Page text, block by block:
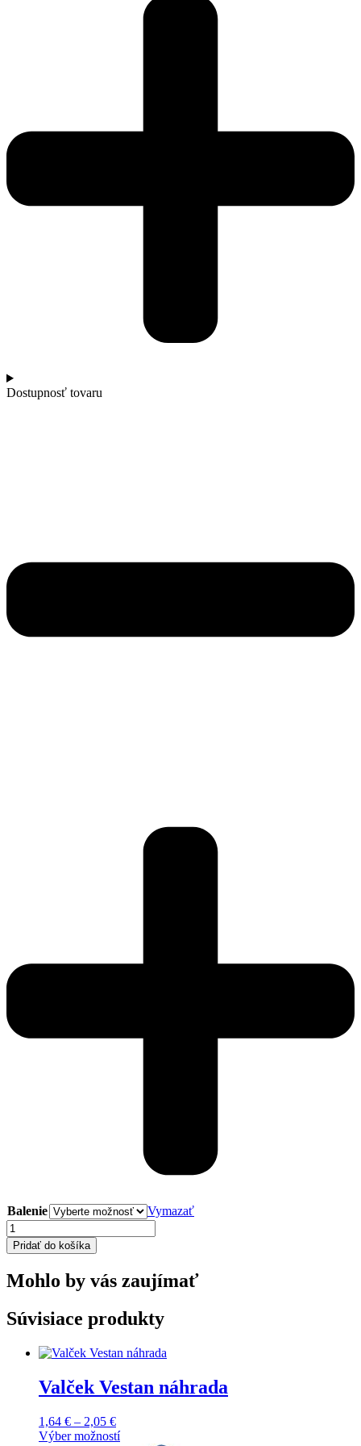
Dostupnosť tovaru
Balenie
Vymazať
množstvo
Rukavice
CERVA
Hornbil
Pridať do košíka
Mohlo by vás zaujímať
Súvisiace produkty
Valček Vestan náhrada
1,64 € – 2,05 €Price
range:
Výber možností